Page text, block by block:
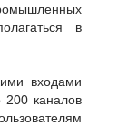
в
входами
200 каналов